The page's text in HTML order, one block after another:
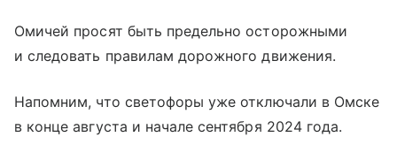
Омичей просят быть предельно осторожными
и следовать правилам дорожного движения.
Напомним, что светофоры уже отключали в Омске
в конце августа и начале сентября 2024 года.